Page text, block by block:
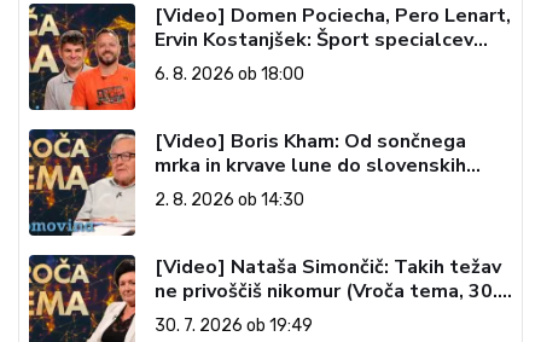
[Video] Domen Pociecha, Pero Lenart,
Ervin Kostanjšek: Šport specialcev
(Vroča tema, 6. 8. 2026)
6. 8. 2026 ob 18:00
[Video] Boris Kham: Od sončnega
mrka in krvave lune do slovenskih
pečatov v vesolju (Vroča tema, 2. 8.
2026)
2. 8. 2026 ob 14:30
[Video] Nataša Simončič: Takih težav
ne privoščiš nikomur (Vroča tema, 30.
7. 2026)
30. 7. 2026 ob 19:49